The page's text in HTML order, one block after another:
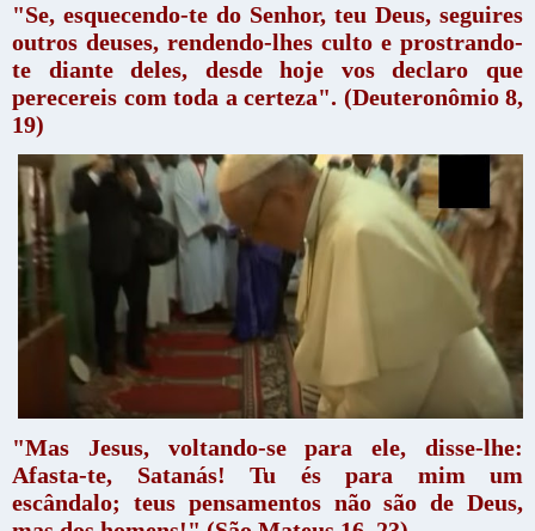
"Se, esquecendo-te do Senhor, teu Deus, seguires
outros deuses, rendendo-lhes culto e prostrando-
te diante deles, desde hoje vos declaro que
perecereis com toda a certeza". (Deuteronômio 8,
19)
"Mas Jesus, voltando-se para ele, disse-lhe:
Afasta-te, Satanás! Tu és para mim um
escândalo; teus pensamentos não são de Deus,